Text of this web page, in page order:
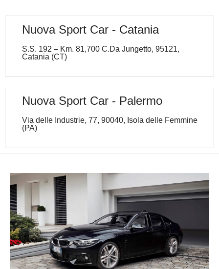
Nuova Sport Car - Catania
S.S. 192 – Km. 81,700 C.Da Jungetto, 95121,
Catania (CT)
Nuova Sport Car - Palermo
Via delle Industrie, 77, 90040, Isola delle Femmine
(PA)